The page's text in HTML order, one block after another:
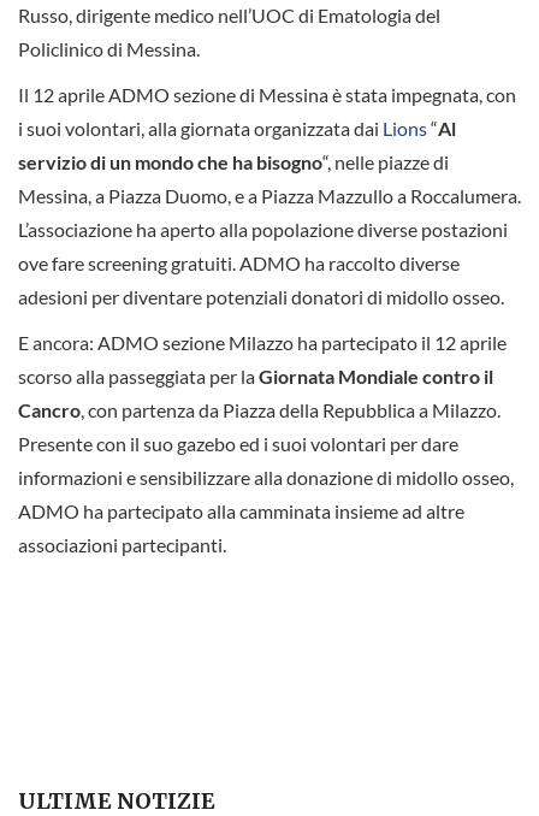
Russo, dirigente medico nell’UOC di Ematologia del
Policlinico di Messina.
Il 12 aprile ADMO sezione di Messina è stata impegnata, con
i suoi volontari, alla giornata organizzata dai Lions“Al
servizio di un mondo che ha bisogno“, nelle piazze di
Messina, a Piazza Duomo, e a Piazza Mazzullo a Roccalumera.
L’associazione ha aperto alla popolazione diverse postazioni
ove fare screening gratuiti. ADMO ha raccolto diverse
adesioni per diventare potenziali donatori di midollo osseo.
E ancora: ADMO sezione Milazzo ha partecipato il 12 aprile
scorso alla passeggiata per laGiornata Mondiale contro il
Cancro, con partenza da Piazza della Repubblica a Milazzo.
Presente con il suo gazebo ed i suoi volontari per dare
informazioni e sensibilizzare alla donazione di midollo osseo,
ADMO ha partecipato alla camminata insieme ad altre
associazioni partecipanti.
ULTIME NOTIZIE